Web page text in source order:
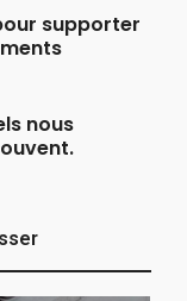
supporter
nous